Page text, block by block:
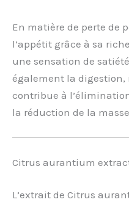
En matière de perte de
l’appétit grâce à sa
une sensation de
également la digestion,
contribue à
la réduction de la
Citrus aurantium
L’extrait de Citrus